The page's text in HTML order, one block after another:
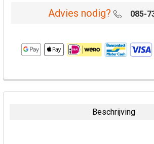
Advies nodig? 085-
VAAK
SAMEN
Beschrijving